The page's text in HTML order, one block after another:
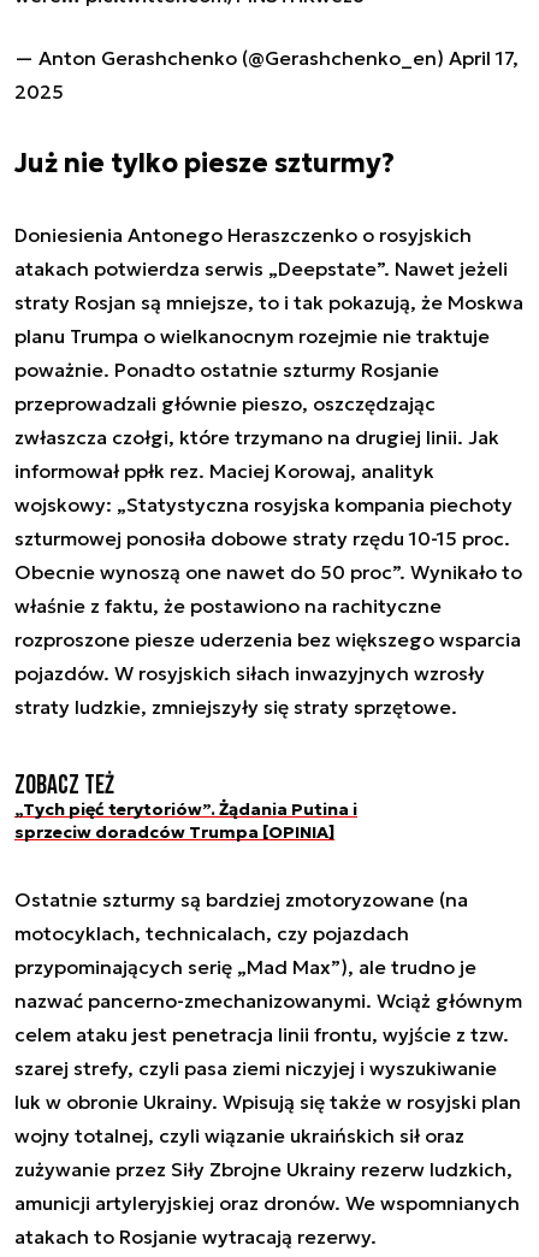
— Anton Gerashchenko (@Gerashchenko_en) April 17,
2025
Już nie tylko piesze szturmy?
Doniesienia Antonego Heraszczenko o rosyjskich
atakach potwierdza serwis „Deepstate”. Nawet jeżeli
straty Rosjan są mniejsze, to i tak pokazują, że Moskwa
planu Trumpa o wielkanocnym rozejmie nie traktuje
poważnie. Ponadto ostatnie szturmy Rosjanie
przeprowadzali głównie pieszo, oszczędzając
zwłaszcza czołgi, które trzymano na drugiej linii. Jak
informował ppłk rez. Maciej Korowaj, analityk
wojskowy: „Statystyczna rosyjska kompania piechoty
szturmowej ponosiła dobowe straty rzędu 10-15 proc.
Obecnie wynoszą one nawet do 50 proc”. Wynikało to
właśnie z faktu, że postawiono na rachityczne
rozproszone piesze uderzenia bez większego wsparcia
pojazdów. W rosyjskich siłach inwazyjnych wzrosły
straty ludzkie, zmniejszyły się straty sprzętowe.
Zobacz też
„Tych pięć terytoriów”. Żądania Putina i
sprzeciw doradców Trumpa [OPINIA]
Ostatnie szturmy są bardziej zmotoryzowane (na
motocyklach, technicalach, czy pojazdach
przypominających serię „Mad Max”), ale trudno je
nazwać pancerno-zmechanizowanymi. Wciąż głównym
celem ataku jest penetracja linii frontu, wyjście z tzw.
szarej strefy, czyli pasa ziemi niczyjej i wyszukiwanie
luk w obronie Ukrainy. Wpisują się także w rosyjski plan
wojny totalnej, czyli wiązanie ukraińskich sił oraz
zużywanie przez Siły Zbrojne Ukrainy rezerw ludzkich,
amunicji artyleryjskiej oraz dronów. We wspomnianych
atakach to Rosjanie wytracają rezerwy.